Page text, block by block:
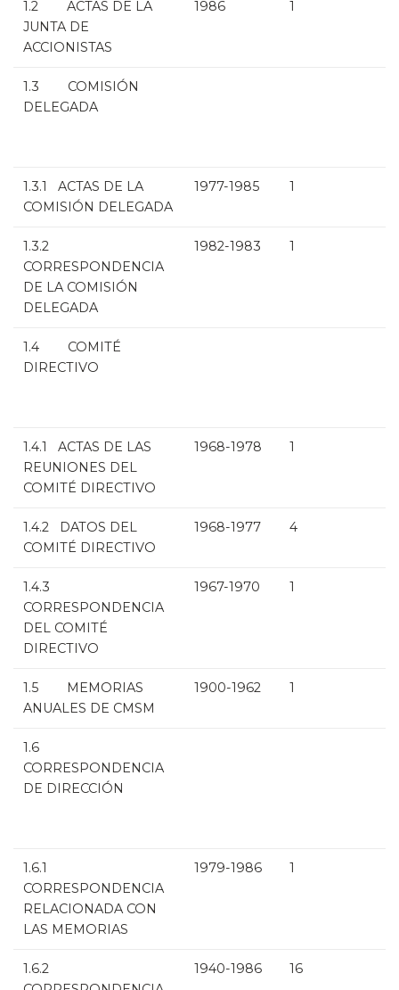
1.2 ACTAS DE LA
JUNTA DE
ACCIONISTAS
1986 1
1.3 COMISIÓN
DELEGADA
1.3.1 ACTAS DE LA
COMISIÓN DELEGADA
1977-1985 1
1.3.2
CORRESPONDENCIA
DE LA COMISIÓN
DELEGADA
1982-1983 1
1.4 COMITÉ
DIRECTIVO
1.4.1 ACTAS DE LAS
REUNIONES DEL
COMITÉ DIRECTIVO
1968-1978 1
1.4.2 DATOS DEL
COMITÉ DIRECTIVO
1968-1977 4
1.4.3
CORRESPONDENCIA
DEL COMITÉ
DIRECTIVO
1967-1970 1
1.5 MEMORIAS
ANUALES DE CMSM
1900-1962 1
1.6
CORRESPONDENCIA
DE DIRECCIÓN
1.6.1
CORRESPONDENCIA
RELACIONADA CON
LAS MEMORIAS
1979-1986 1
1.6.2
1940-1986 16